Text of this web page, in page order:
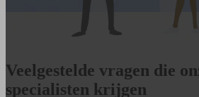
Veelgestelde vragen die
specialisten krijgen